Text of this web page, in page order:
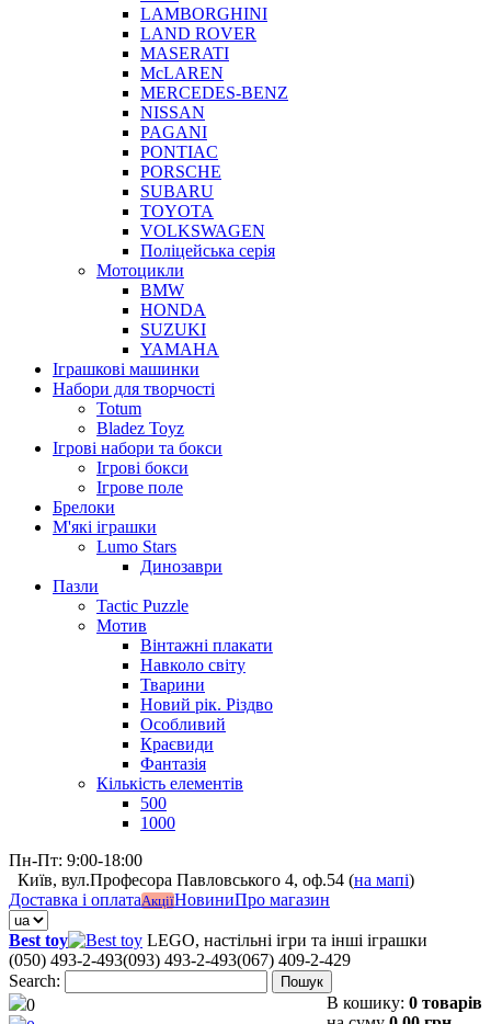
LAMBORGHINI
LAND ROVER
MASERATI
McLAREN
MERCEDES-BENZ
NISSAN
PAGANI
PONTIAC
PORSCHE
SUBARU
TOYOTA
VOLKSWAGEN
Поліцейська серія
Мотоцикли
BMW
HONDA
SUZUKI
YAMAHA
Іграшкові машинки
Набори для творчості
Totum
Bladez Toyz
Ігрові набори та бокси
Ігрові бокси
Ігрове поле
Брелоки
М'які іграшки
Lumo Stars
Динозаври
Пазли
Tactic Puzzle
Мотив
Вінтажні плакати
Навколо світу
Тварини
Новий рік. Різдво
Особливий
Краєвиди
Фантазія
Кількість елементів
500
1000
Пн-Пт: 9:00-18:00
Київ, вул.Професора Павловського 4, оф.54 (на мапі)
Доставка і оплатаАкціїНовиниПро магазин
Best toy
LEGO, настільні ігри та інші іграшки
(050) 493-2-493(093) 493-2-493(067) 409-2-429
Search:
Пошук
0 В кошику: 0 товарів